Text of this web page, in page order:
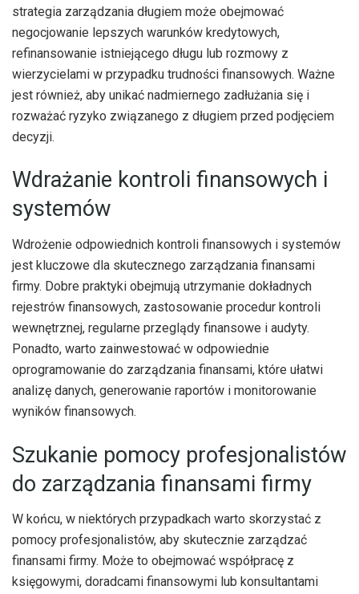
strategia zarządzania długiem może obejmować
negocjowanie lepszych warunków kredytowych,
refinansowanie istniejącego długu lub rozmowy z
wierzycielami w przypadku trudności finansowych. Ważne
jest również, aby unikać nadmiernego zadłużania się i
rozważać ryzyko związanego z długiem przed podjęciem
decyzji.
Wdrażanie kontroli finansowych i
systemów
Wdrożenie odpowiednich kontroli finansowych i systemów
jest kluczowe dla skutecznego zarządzania finansami
firmy. Dobre praktyki obejmują utrzymanie dokładnych
rejestrów finansowych, zastosowanie procedur kontroli
wewnętrznej, regularne przeglądy finansowe i audyty.
Ponadto, warto zainwestować w odpowiednie
oprogramowanie do zarządzania finansami, które ułatwi
analizę danych, generowanie raportów i monitorowanie
wyników finansowych.
Szukanie pomocy profesjonalistów
do zarządzania finansami firmy
W końcu, w niektórych przypadkach warto skorzystać z
pomocy profesjonalistów, aby skutecznie zarządzać
finansami firmy. Może to obejmować współpracę z
księgowymi, doradcami finansowymi lub konsultantami